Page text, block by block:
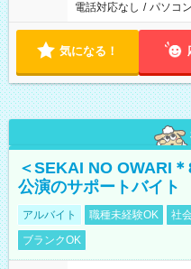
電話対応なし / パソコ
気になる！
＜SEKAI NO OWARI
公演のサポートバイト
アルバイト 職種未経験OK 社
ブランクOK